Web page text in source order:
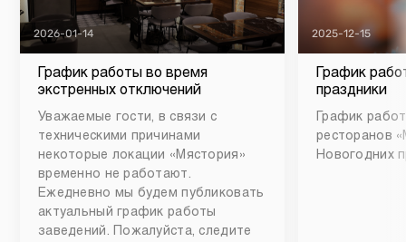
2026-01-14
График работы во время
экстренных отключений
Уважаемые гости, в связи с
техническими причинами
некоторые локации «Мястория»
временно не работают.
Ежедневно мы будем публиковать
актуальный график работы
заведений. Пожалуйста, следите
2025-12-15
График
праздники
График
ресторанов
Новогодних